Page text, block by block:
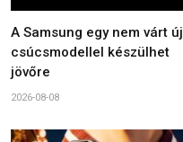
A Samsung egy nem várt új
csúcsmodellel készülhet
jövőre
2026-08-08